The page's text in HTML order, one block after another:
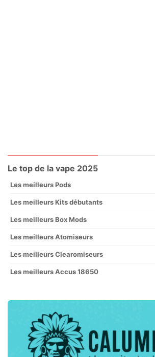
Le top de la vape 2025
Les meilleurs Pods
Les meilleurs Kits débutants
Les meilleurs Box Mods
Les meilleurs Atomiseurs
Les meilleurs Clearomiseurs
Les meilleurs Accus 18650